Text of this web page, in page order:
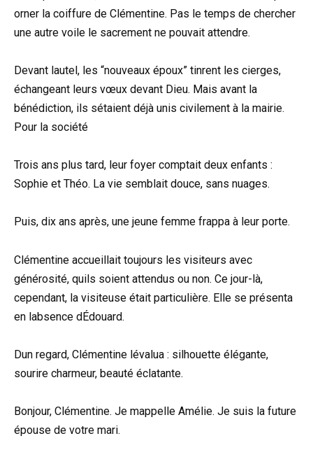
orner la coiffure de Clémentine. Pas le temps de chercher
une autre voile le sacrement ne pouvait attendre.
Devant lautel, les “nouveaux époux” tinrent les cierges,
échangeant leurs vœux devant Dieu. Mais avant la
bénédiction, ils sétaient déjà unis civilement à la mairie.
Pour la société
Trois ans plus tard, leur foyer comptait deux enfants :
Sophie et Théo. La vie semblait douce, sans nuages.
Puis, dix ans après, une jeune femme frappa à leur porte.
Clémentine accueillait toujours les visiteurs avec
générosité, quils soient attendus ou non. Ce jour-là,
cependant, la visiteuse était particulière. Elle se présenta
en labsence dÉdouard.
Dun regard, Clémentine lévalua : silhouette élégante,
sourire charmeur, beauté éclatante.
Bonjour, Clémentine. Je mappelle Amélie. Je suis la future
épouse de votre mari.